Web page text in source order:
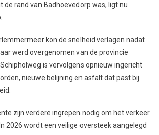
de rand van Badhoevedorp was, ligt nu
kon de snelheid verlagen nadat
werd overgenomen van de provincie
is vervolgens opnieuw ingericht
nieuwe belijning en asfalt dat past bij
zijn verdere ingrepen nodig om het verkeer
2026 wordt een veilige oversteek aangelegd